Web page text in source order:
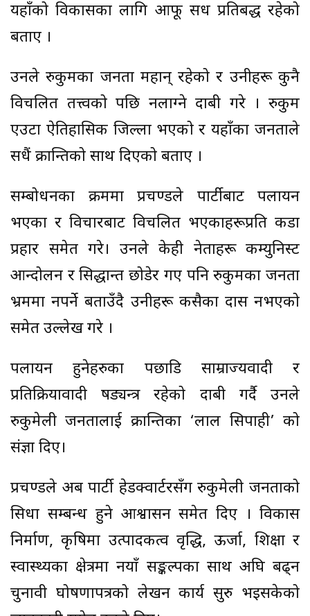
यहाँको विकासका लागि आफू सधैँ प्रतिबद्ध रहेको
बताए ।
उनले रुकुमका जनता महान् रहेको र उनीहरू कुनै
विचलित तत्त्वको पछि नलाग्ने दाबी गरे । रुकुम
एउटा ऐतिहासिक जिल्ला भएको र यहाँका जनताले
सधैं क्रान्तिको साथ दिएको बताए ।
सम्बोधनका क्रममा प्रचण्डले पार्टीबाट पलायन
भएका र विचारबाट विचलित भएकाहरूप्रति कडा
प्रहार समेत गरे। उनले केही नेताहरू कम्युनिस्ट
आन्दोलन र सिद्धान्त छोडेर गए पनि रुकुमका जनता
भ्रममा नपर्ने बताउँदै उनीहरू कसैका दास नभएको
समेत उल्लेख गरे ।
पलायन हुनेहरुका पछाडि साम्राज्यवादी र
प्रतिक्रियावादी षड्यन्त्र रहेको दाबी गर्दै उनले
रुकुमेली जनतालाई क्रान्तिका ‘लाल सिपाही’ को
संज्ञा दिए।
प्रचण्डले अब पार्टी हेडक्वार्टरसँग रुकुमेली जनताको
सिधा सम्बन्ध हुने आश्वासन समेत दिए । विकास
निर्माण, कृषिमा उत्पादकत्व वृद्धि, ऊर्जा, शिक्षा र
स्वास्थ्यका क्षेत्रमा नयाँ सङ्कल्पका साथ अघि बढ्न
चुनावी घोषणापत्रको लेखन कार्य सुरु भइसकेको